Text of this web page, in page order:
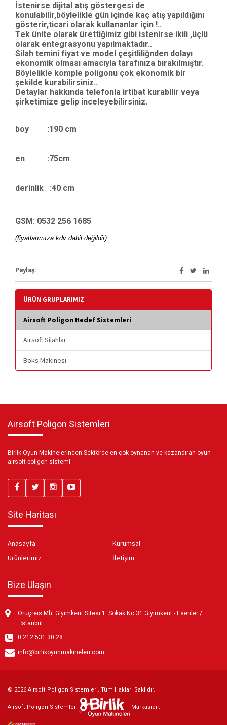
İstenirse dijital atış göstergesi de
konulabilir,böylelikle gün içinde kaç atış yapıldığını
gösterir,ticari olarak kullananlar için !..
Tek ünite olarak ürettiğimiz gibi istenirse ikili ,üçlü
olarak entegrasyonu yapılmaktadır..
Silah temini fiyat ve model çeşitliliğnden dolayı
ekonomik olması amacıyla tarafınıza bırakılmıştır.
Böylelikle komple poligonu çok ekonomik bir
şekilde kurabilirsiniz..
Detaylar hakkında telefonla irtibat kurabilir veya
şirketimize gelip inceleyebilirsiniz.
boy :190 cm
en :75cm
derinlik :40 cm
GSM: 0532 256 1685
(fiyatlarımıza kdv dahil değildir)
Paylaş:
ÜRÜN GRUPLARIMIZ
Airsoft Poligon Hedef Sistemleri
Airsoft Silahlar
Boks Makinesi
Airsoft Poligon Sistemleri
Birlik Oyun Makinelerinden Sektörde en çok oynanan ve kazandıran oyun
airsoft poligon sistemi
Site Haritası
Anasayfa
Kurumsal
Ürünlerimiz
İletişim
Bize Ulaşın
Oruçreis Mh. Giyimkent Sitesi 1. Sokak No:31 Giyimkent - Esenler /
İstanbul
0 212 531 30 28
info@birlikoyunmakineleri.com
© 2026 Airsoft Poligon Sistemleri. Tüm Hakları Saklıdır.
Airsoft Poligon Sistemleri Markasıdır.